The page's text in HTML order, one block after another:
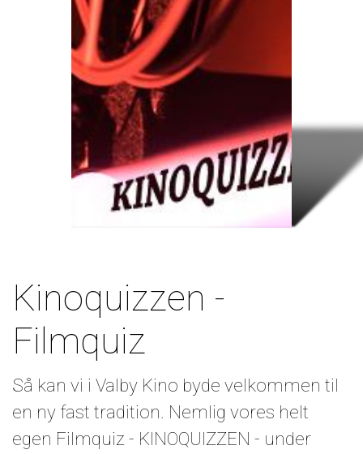
Kinoquizzen -
Filmquiz
Så kan vi i Valby Kino byde velkommen til
en ny fast tradition. Nemlig vores helt
egen Filmquiz - KINOQUIZZEN - under